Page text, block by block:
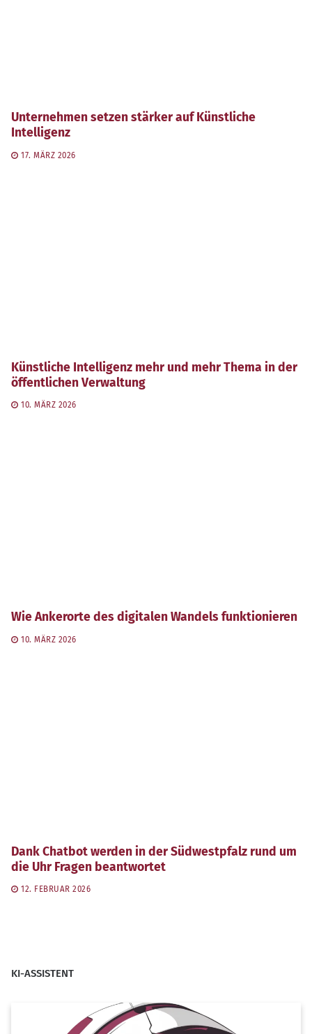
Unternehmen setzen stärker auf Künstliche
Intelligenz
17. MÄRZ 2026
Künstliche Intelligenz mehr und mehr Thema in der
öffentlichen Verwaltung
10. MÄRZ 2026
Wie Ankerorte des digitalen Wandels funktionieren
10. MÄRZ 2026
Dank Chatbot werden in der Südwestpfalz rund um
die Uhr Fragen beantwortet
12. FEBRUAR 2026
KI-ASSISTENT